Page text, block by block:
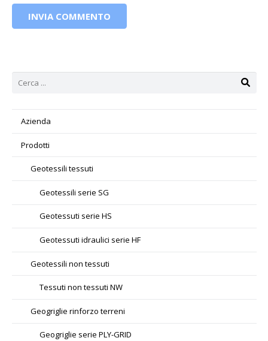
INVIA COMMENTO
Azienda
Prodotti
Geotessili tessuti
Geotessili serie SG
Geotessuti serie HS
Geotessuti idraulici serie HF
Geotessili non tessuti
Tessuti non tessuti NW
Geogriglie rinforzo terreni
Geogriglie serie PLY-GRID